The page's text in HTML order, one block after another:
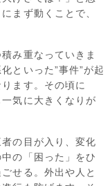
まず動くことで、
み重なっていきま
といった”事件”が起
ます。その頃に
気に大きくなりが
者の目が入り、変化
の「困った」をひ
せる。外出や人と